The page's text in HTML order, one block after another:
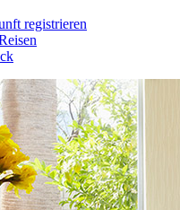
registrieren